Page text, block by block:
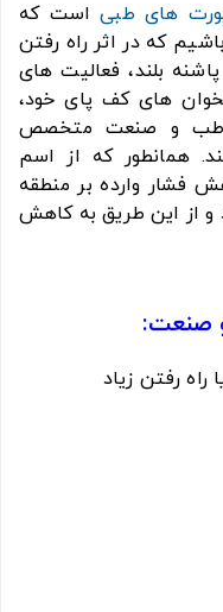
های طبیاست که
که در اثر راه رفتن
بلند، فعالیت های
های کف پای خود،
طب و صنعت متخصص
همانطور که از اسم
فشار وارده بر منطقه
و از این طریق به کاهش
صنعت:
راه رفتن زیاد